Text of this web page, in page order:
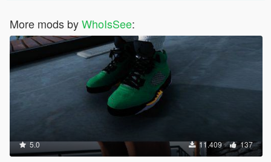
More mods byWhoIsSee:
5.0 11.409 137